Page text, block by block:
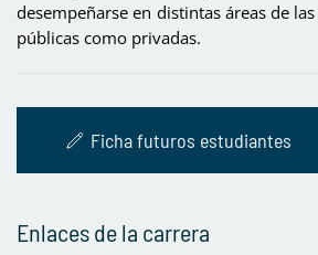
desempeñarse en distintas áreas de
públicas como privadas.
Ficha futuros estudiantes
Enlaces de la carrera